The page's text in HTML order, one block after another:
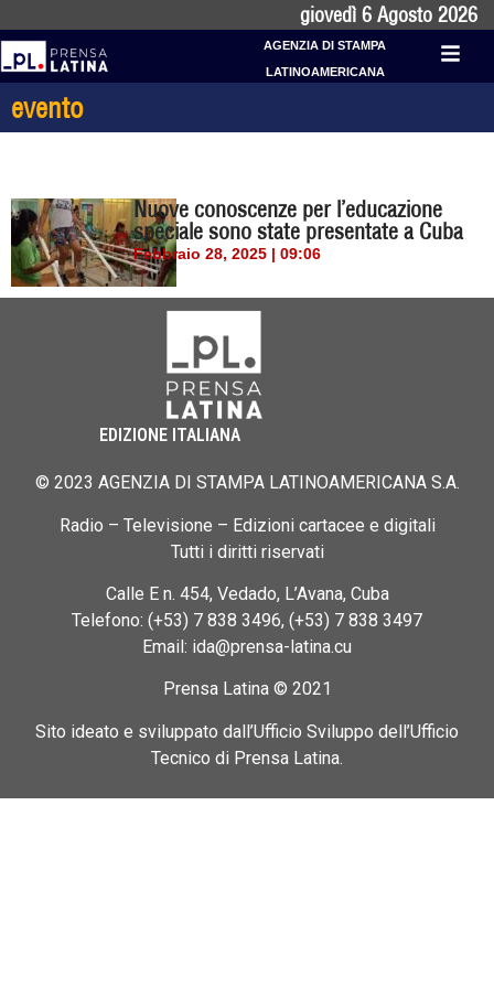
giovedì 6 Agosto 2026
AGENZIA DI STAMPA
LATINOAMERICANA
evento
Nuove conoscenze per l’educazione
speciale sono state presentate a Cuba
Febbraio 28, 2025 | 09:06
EDIZIONE ITALIANA
© 2023 AGENZIA DI STAMPA LATINOAMERICANA S.A.
Radio – Televisione – Edizioni cartacee e digitali
Tutti i diritti riservati
Calle E n. 454, Vedado, L’Avana, Cuba
Telefono: (+53) 7 838 3496, (+53) 7 838 3497
Email: ida@prensa-latina.cu
Prensa Latina © 2021
Sito ideato e sviluppato dall’Ufficio Sviluppo dell’Ufficio
Tecnico di Prensa Latina.